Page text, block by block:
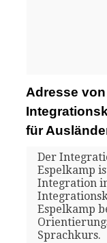
Adresse
für
Der
Espelkamp
Integration
Espelkamp
Sprachkurs.